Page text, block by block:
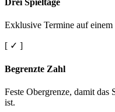
Drei Spieltage
Exklusive Termine auf
[ ✓ ]
Begrenzte Zahl
Feste Obergrenze, damit
ist.